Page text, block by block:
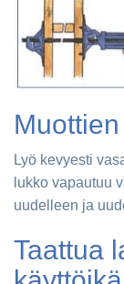
Lyö kevyesti
lukko vapautuu
uudelleen ja
Taattua